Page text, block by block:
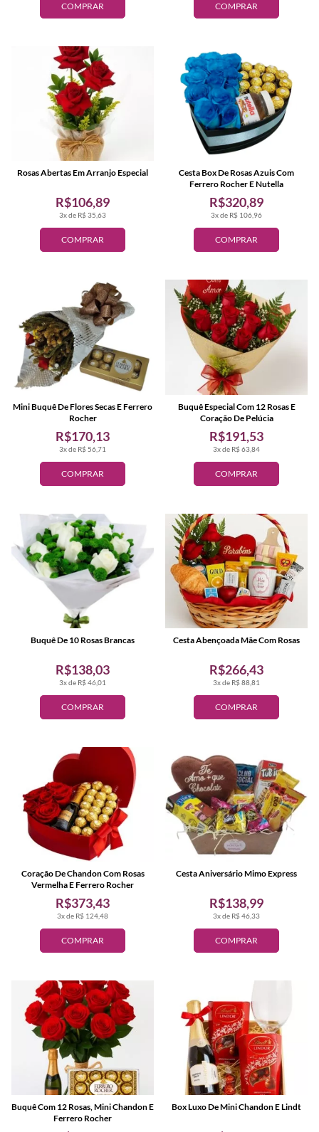
COMPRAR COMPRAR
COMPRAR
3x de R$ 35,63
R$106,89
Rosas Abertas Em Arranjo Especial
COMPRAR
3x de R$ 106,96
R$320,89
Cesta Box De Rosas Azuis Com
Ferrero Rocher E Nutella
COMPRAR
3x de R$ 56,71
R$170,13
Mini Buquê De Flores Secas E Ferrero
Rocher
COMPRAR
3x de R$ 63,84
R$191,53
Buquê Especial Com 12 Rosas E
Coração De Pelúcia
COMPRAR
3x de R$ 46,01
R$138,03
Buquê De 10 Rosas Brancas
COMPRAR
3x de R$ 88,81
R$266,43
Cesta Abençoada Mãe Com Rosas
COMPRAR
3x de R$ 124,48
R$373,43
Coração De Chandon Com Rosas
Vermelha E Ferrero Rocher
COMPRAR
3x de R$ 46,33
R$138,99
Cesta Aniversário Mimo Express
Buquê Com 12 Rosas, Mini Chandon E
Ferrero Rocher
Box Luxo De Mini Chandon E Lindt